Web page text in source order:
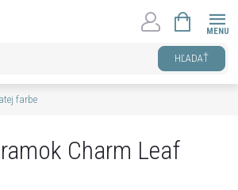
HĽADAŤ
KOŠÍK
farbe
Charm Leaf